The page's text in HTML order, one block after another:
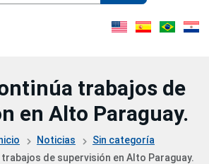
trabajos de
en Alto Paraguay.
Noticias
Sin categoría
trabajos de supervisión en Alto Paraguay.